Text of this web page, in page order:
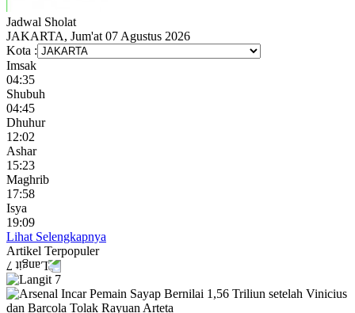
Jadwal Sholat
JAKARTA, Jum'at 07 Agustus 2026
Kota :
Imsak
04:35
Shubuh
04:45
Dhuhur
12:02
Ashar
15:23
Maghrib
17:58
Isya
19:09
Lihat Selengkapnya
Artikel Terpopuler